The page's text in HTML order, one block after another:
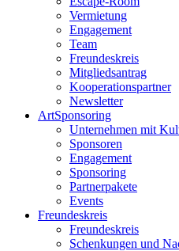
Vermietung
Engagement
Team
Freundeskreis
Mitgliedsantrag
Kooperationspartner
Newsletter
ArtSponsoring
Unternehmen mit
Sponsoren
Engagement
Sponsoring
Partnerpakete
Events
Freundeskreis
Freundeskreis
Schenkungen und